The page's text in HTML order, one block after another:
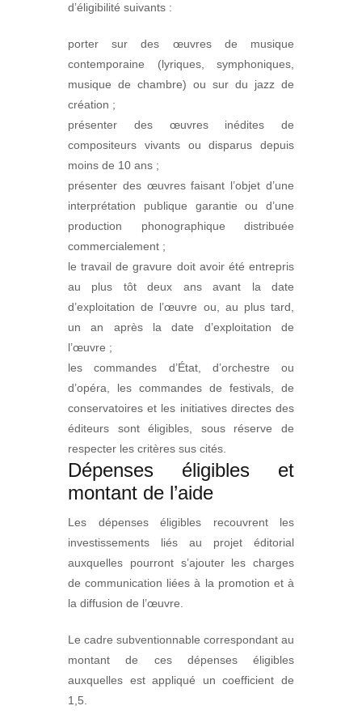
d’éligibilité suivants :
porter sur des œuvres de musique
contemporaine (lyriques, symphoniques,
musique de chambre) ou sur du jazz de
création ;
présenter des œuvres inédites de
compositeurs vivants ou disparus depuis
moins de 10 ans ;
présenter des œuvres faisant l’objet d’une
interprétation publique garantie ou d’une
production phonographique distribuée
commercialement ;
le travail de gravure doit avoir été entrepris
au plus tôt deux ans avant la date
d’exploitation de l’œuvre ou, au plus tard,
un an après la date d’exploitation de
l’œuvre ;
les commandes d’État, d’orchestre ou
d’opéra, les commandes de festivals, de
conservatoires et les initiatives directes des
éditeurs sont éligibles, sous réserve de
respecter les critères sus cités.
Dépenses éligibles et
montant de l’aide
Les dépenses éligibles recouvrent les
investissements liés au projet éditorial
auxquelles pourront s’ajouter les charges
de communication liées à la promotion et à
la diffusion de l’œuvre.
Le cadre subventionnable correspondant au
montant de ces dépenses éligibles
auxquelles est appliqué un coefficient de
1,5.